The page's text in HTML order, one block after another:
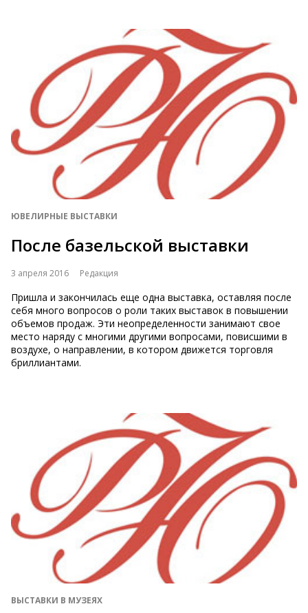
ЮВЕЛИРНЫЕ ВЫСТАВКИ
После базельской выставки
3 апреля 2016 Редакция
Пришла и закончилась еще одна выставка, оставляя после
себя много вопросов о роли таких выставок в повышении
объемов продаж. Эти неопределенности занимают свое
место наряду с многими другими вопросами, повисшими в
воздухе, о направлении, в котором движется торговля
бриллиантами.
ВЫСТАВКИ В МУЗЕЯХ